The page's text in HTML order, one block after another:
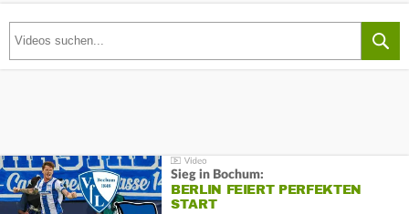
Sieg in Bochum:
BERLIN FEIERT PERFEKTEN
START